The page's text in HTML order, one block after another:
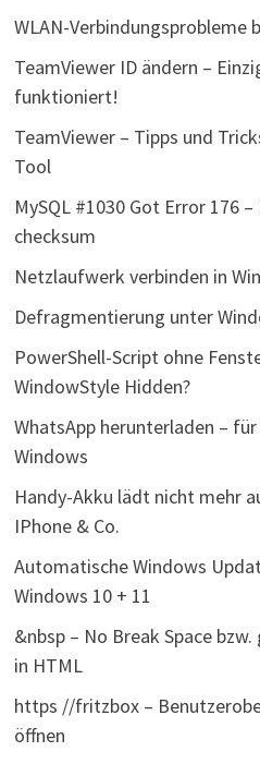
WLAN-Verbindungsprobleme
TeamViewer ID ändern –
funktioniert!
TeamViewer – Tipps und
Tool
MySQL #1030 Got Error 176
checksum
Netzlaufwerk verbinden in
Defragmentierung unter
PowerShell-Script ohne
WindowStyle Hidden?
WhatsApp herunterladen –
Windows
Handy-Akku lädt nicht mehr
IPhone & Co.
Automatische Windows
Windows 10 + 11
&nbsp – No Break Space
in HTML
https //fritzbox –
öffnen